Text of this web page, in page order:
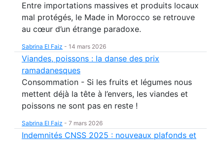
Entre importations massives et produits locaux
mal protégés, le Made in Morocco se retrouve
au cœur d’un étrange paradoxe.
Sabrina El Faiz - 14 mars 2026
Viandes, poissons : la danse des prix
ramadanesques
Consommation - Si les fruits et légumes nous
mettent déjà la tête à l’envers, les viandes et
poissons ne sont pas en reste !
Sabrina El Faiz - 7 mars 2026
Indemnités CNSS 2025 : nouveaux plafonds et